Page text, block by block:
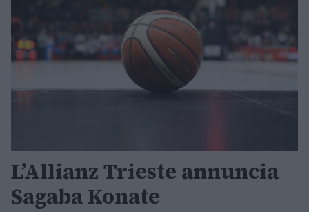
L’Allianz Trieste annuncia
Sagaba Konate